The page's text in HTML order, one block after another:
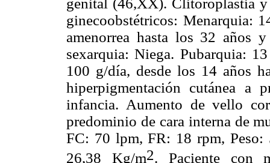
ginecoobstétricos: Menarquia:
amenorrea hasta los 32 años
sexarquia: Niega. Pubarquia:
100 g/día, desde los 14 años
hiperpigmentación cutánea a
infancia. Aumento de vello
predominio de cara interna de
FC: 70 lpm, FR: 18 rpm,
26,38 Kg/m2. Paciente con